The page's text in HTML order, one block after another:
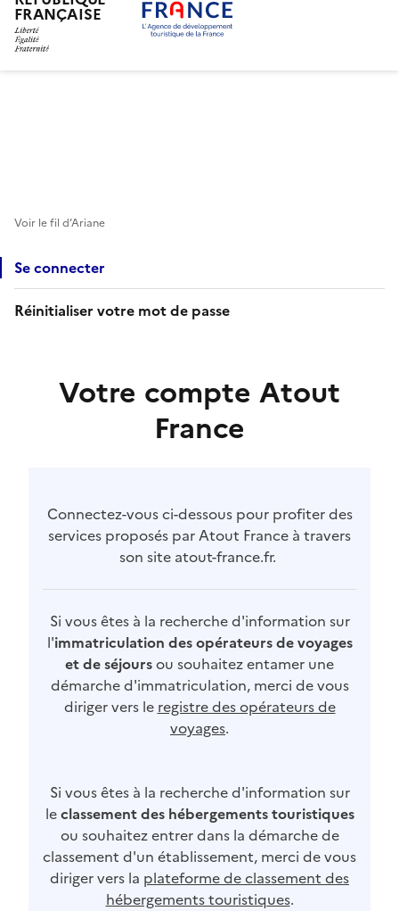
FRANÇAISE
Voir le fil d’Ariane
Se connecter
Réinitialiser votre mot de passe
Votre compte Atout
France
Connectez-vous ci-dessous pour profiter des
services proposés par Atout France à travers
son site atout-france.fr.
Si vous êtes à la recherche d'information sur
l'immatriculation des opérateurs de voyages
et de séjoursou souhaitez entamer une
démarche d'immatriculation, merci de vous
diriger vers le registre des opérateurs de
voyages.
Si vous êtes à la recherche d'information sur
leclassement des hébergements touristiques
ou souhaitez entrer dans la démarche de
classement d'un établissement, merci de vous
diriger vers la plateforme de classement des
hébergements touristiques.